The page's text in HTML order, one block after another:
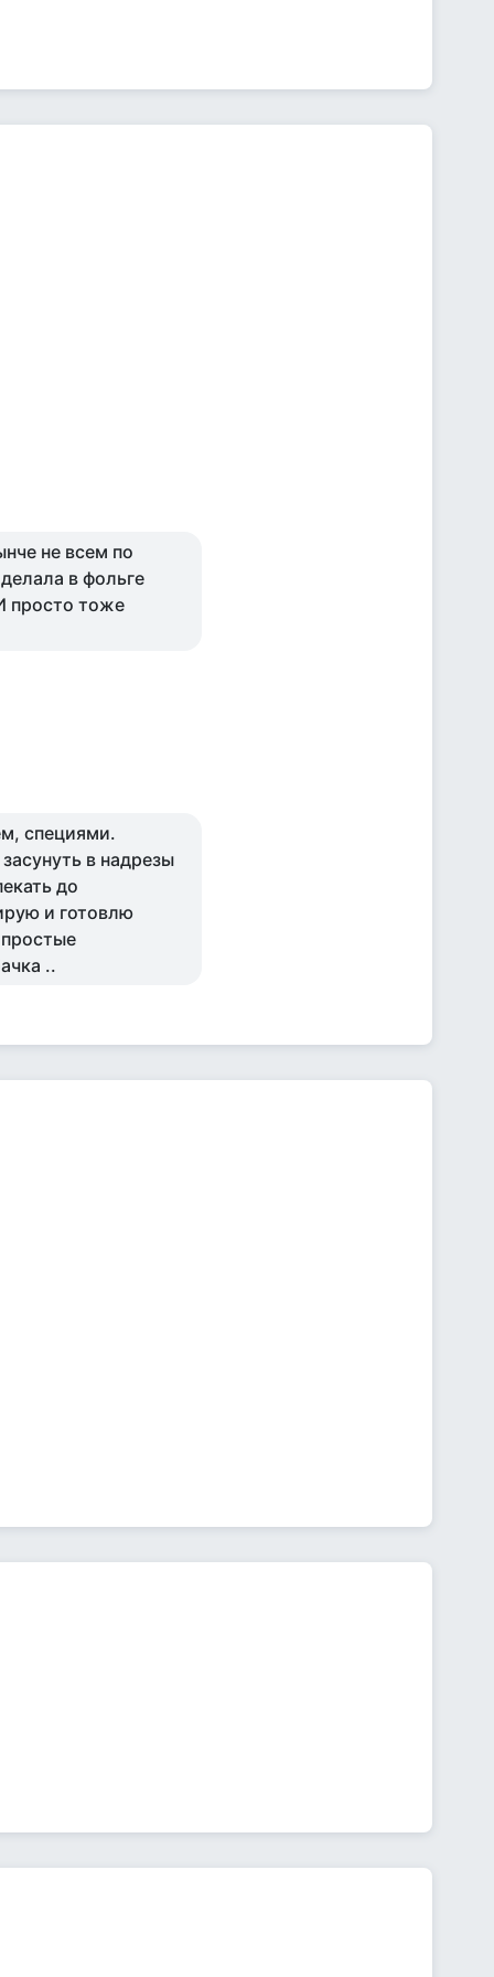
не всем по
в фольге
просто тоже
специями.
в надрезы
до
и готовлю
..